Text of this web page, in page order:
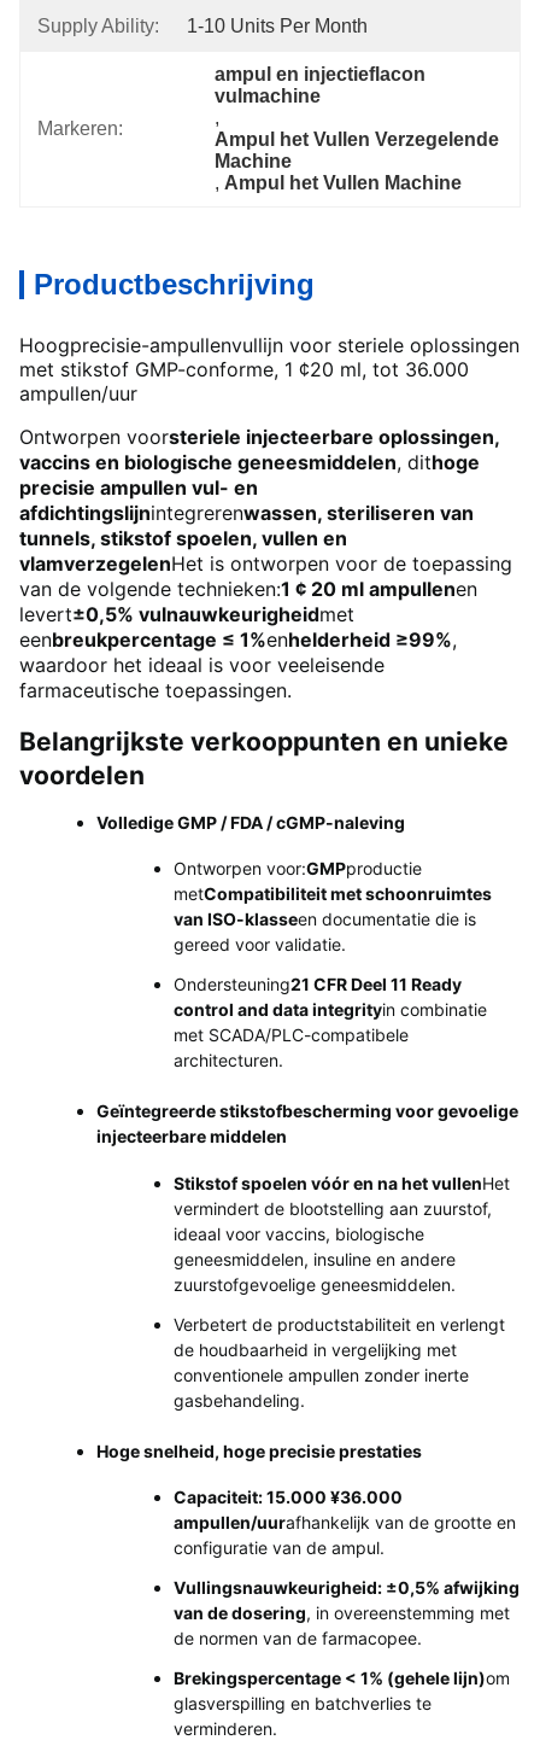
Supply Ability: 1-10 Units Per Month
Markeren:
ampul en injectieflacon
vulmachine
,
Ampul het Vullen Verzegelende
Machine
, Ampul het Vullen Machine
Productbeschrijving
Hoogprecisie-ampullenvullijn voor steriele oplossingen
met stikstof GMP-conforme, 1 ¢20 ml, tot 36.000
ampullen/uur
Ontworpen voorsteriele injecteerbare oplossingen,
vaccins en biologische geneesmiddelen, dithoge
precisie ampullen vul- en
afdichtingslijnintegrerenwassen, steriliseren van
tunnels, stikstof spoelen, vullen en
vlamverzegelenHet is ontworpen voor de toepassing
van de volgende technieken:1 ¢ 20 ml ampullenen
levert±0,5% vulnauwkeurigheidmet
eenbreukpercentage ≤ 1%enhelderheid ≥99%,
waardoor het ideaal is voor veeleisende
farmaceutische toepassingen.
Belangrijkste verkooppunten en unieke
voordelen
Volledige GMP / FDA / cGMP-naleving
Ontworpen voor:GMPproductie
metCompatibiliteit met schoonruimtes
van ISO-klasseen documentatie die is
gereed voor validatie.
Ondersteuning21 CFR Deel 11 Ready
control and data integrityin combinatie
met SCADA/PLC-compatibele
architecturen.
Geïntegreerde stikstofbescherming voor gevoelige
injecteerbare middelen
Stikstof spoelen vóór en na het vullenHet
vermindert de blootstelling aan zuurstof,
ideaal voor vaccins, biologische
geneesmiddelen, insuline en andere
zuurstofgevoelige geneesmiddelen.
Verbetert de productstabiliteit en verlengt
de houdbaarheid in vergelijking met
conventionele ampullen zonder inerte
gasbehandeling.
Hoge snelheid, hoge precisie prestaties
Capaciteit: 15.000 ¥36.000
ampullen/uurafhankelijk van de grootte en
configuratie van de ampul.
Vullingsnauwkeurigheid: ±0,5% afwijking
van de dosering, in overeenstemming met
de normen van de farmacopee.
Brekingspercentage < 1% (gehele lijn)om
glasverspilling en batchverlies te
verminderen.